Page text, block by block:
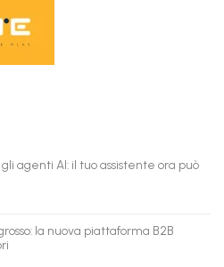
agenti AI: il tuo assistente ora può
la nuova piattaforma B2B